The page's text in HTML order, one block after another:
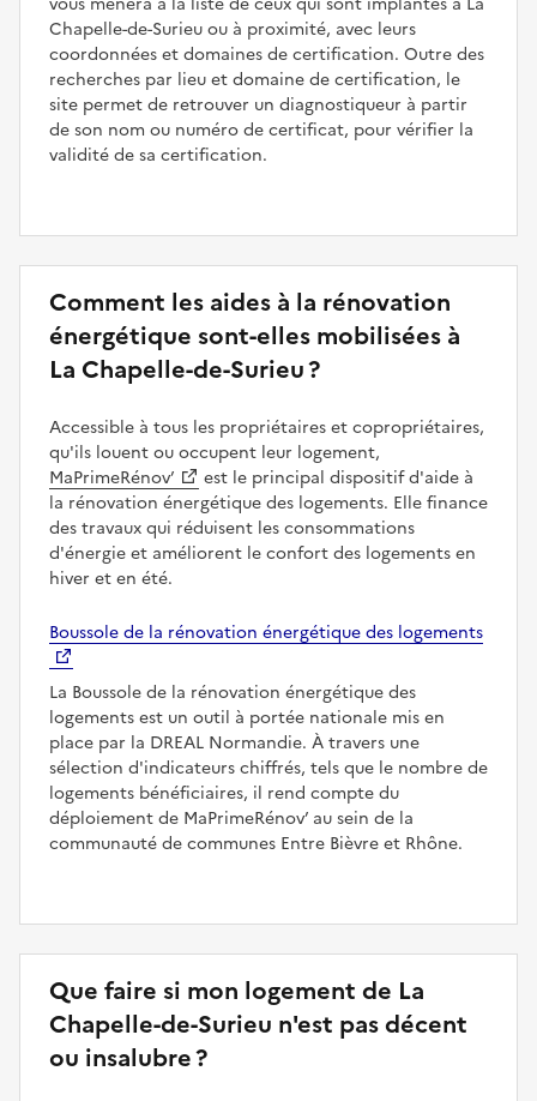
Chapelle-de-Surieu ou à proximité, avec leurs
coordonnées et domaines de certification. Outre des
recherches par lieu et domaine de certification, le
site permet de retrouver un diagnostiqueur à partir
de son nom ou numéro de certificat, pour vérifier la
validité de sa certification.
Comment les aides à la rénovation
énergétique sont-elles mobilisées à
La Chapelle-de-Surieu ?
Accessible à tous les propriétaires et copropriétaires,
qu'ils louent ou occupent leur logement,
MaPrimeRénov’
est le principal dispositif d'aide à
la rénovation énergétique des logements. Elle finance
des travaux qui réduisent les consommations
d'énergie et améliorent le confort des logements en
hiver et en été.
Boussole de la rénovation énergétique des logements
La Boussole de la rénovation énergétique des
logements est un outil à portée nationale mis en
place par la DREAL Normandie. À travers une
sélection d'indicateurs chiffrés, tels que le nombre de
logements bénéficiaires, il rend compte du
déploiement de MaPrimeRénov’ au sein de la
communauté de communes Entre Bièvre et Rhône.
Que faire si mon logement de La
Chapelle-de-Surieu n'est pas décent
ou insalubre ?